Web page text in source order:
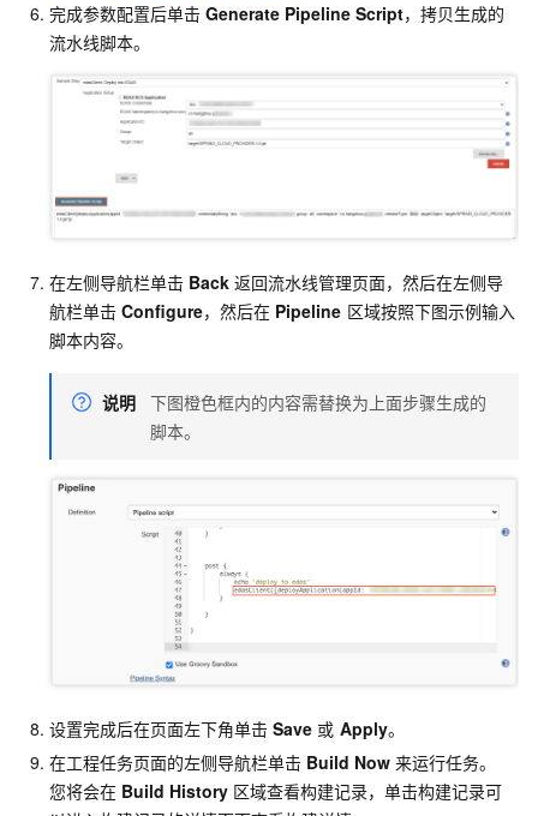
完成参数配置后单击 Generate Pipeline Script，拷贝生成的
流水线脚本。
在左侧导航栏单击 Back 返回流水线管理页面，然后在左侧导
航栏单击 Configure，然后在 Pipeline 区域按照下图示例输入
脚本内容。
说明 下图橙色框内的内容需替换为上面步骤生成的
脚本。
设置完成后在页面左下角单击 Save 或 Apply。
在工程任务页面的左侧导航栏单击 Build Now 来运行任务。
您将会在 Build History 区域查看构建记录，单击构建记录可